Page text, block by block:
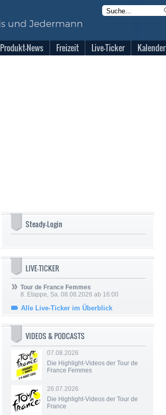
Produkt-News Freizeit Live-Ticker Kalender
Steady-Login
LIVE-TICKER
Tour de France Femmes
8. Etappe, Sa. 08.08.2026 ab 16:00
Alle Live-Ticker im Überblick
VIDEOS & PODCASTS
07.08.2026
Die Highlight-Videos der Tour de
France Femmes
26.07.2026
Die Highlight-Videos der Tour de
France